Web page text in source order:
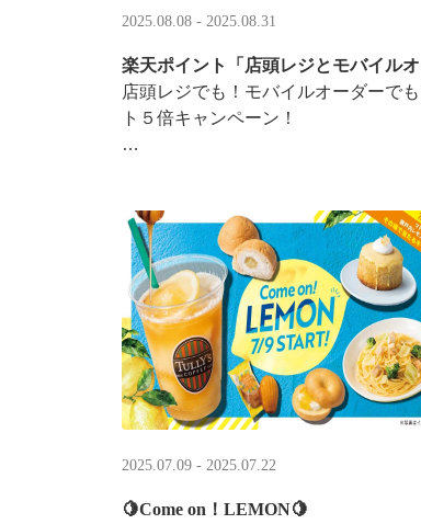
2025.08.08 - 2025.08.31
楽天ポイント「店頭レジとモバイル
店頭レジでも！モバイルオーダーで
ト５倍キャンペーン！
8/8（金）0:00～8/31 ···
2025.07.09 - 2025.07.22
🍋Come on！LEMON🍋